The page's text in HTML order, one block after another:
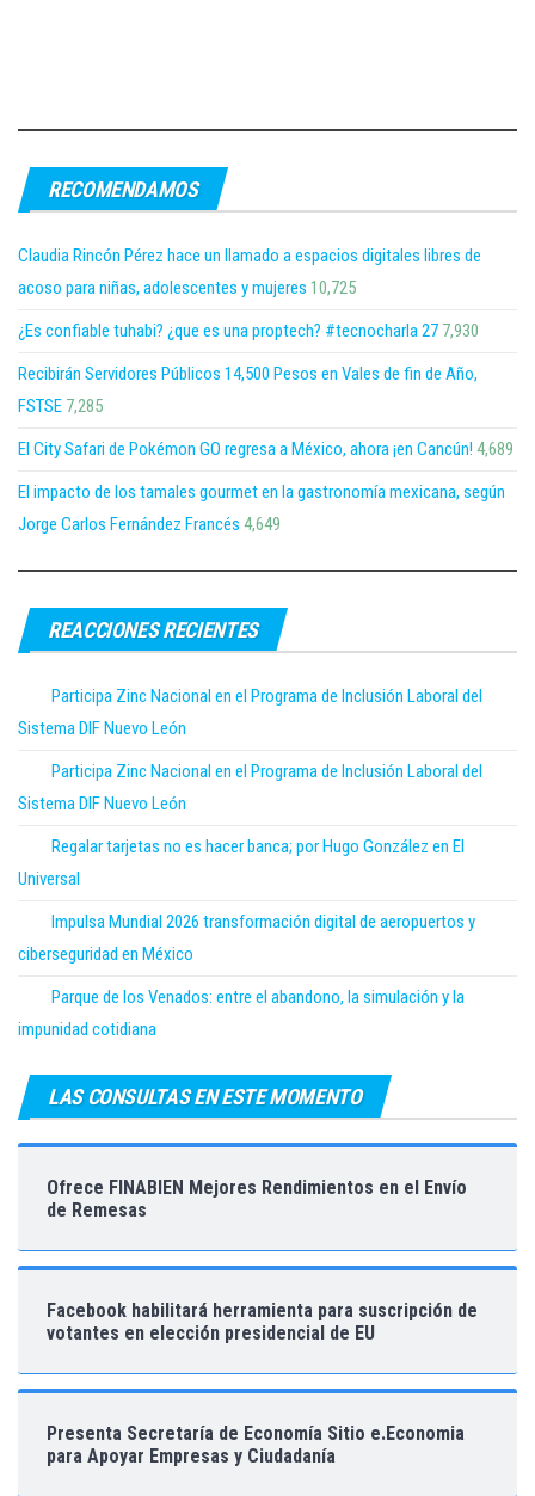
RECOMENDAMOS
Claudia Rincón Pérez hace un llamado a espacios digitales libres de
acoso para niñas, adolescentes y mujeres 10,725
¿Es confiable tuhabi? ¿que es una proptech? #tecnocharla 27 7,930
Recibirán Servidores Públicos 14,500 Pesos en Vales de fin de Año,
FSTSE 7,285
El City Safari de Pokémon GO regresa a México, ahora ¡en Cancún! 4,689
El impacto de los tamales gourmet en la gastronomía mexicana, según
Jorge Carlos Fernández Francés 4,649
REACCIONES RECIENTES
Participa Zinc Nacional en el Programa de Inclusión Laboral del
Sistema DIF Nuevo León
Participa Zinc Nacional en el Programa de Inclusión Laboral del
Sistema DIF Nuevo León
Regalar tarjetas no es hacer banca; por Hugo González en El
Universal
Impulsa Mundial 2026 transformación digital de aeropuertos y
ciberseguridad en México
Parque de los Venados: entre el abandono, la simulación y la
impunidad cotidiana
LAS CONSULTAS EN ESTE MOMENTO
Ofrece FINABIEN Mejores Rendimientos en el Envío
de Remesas
Facebook habilitará herramienta para suscripción de
votantes en elección presidencial de EU
Presenta Secretaría de Economía Sitio e.Economia
para Apoyar Empresas y Ciudadanía